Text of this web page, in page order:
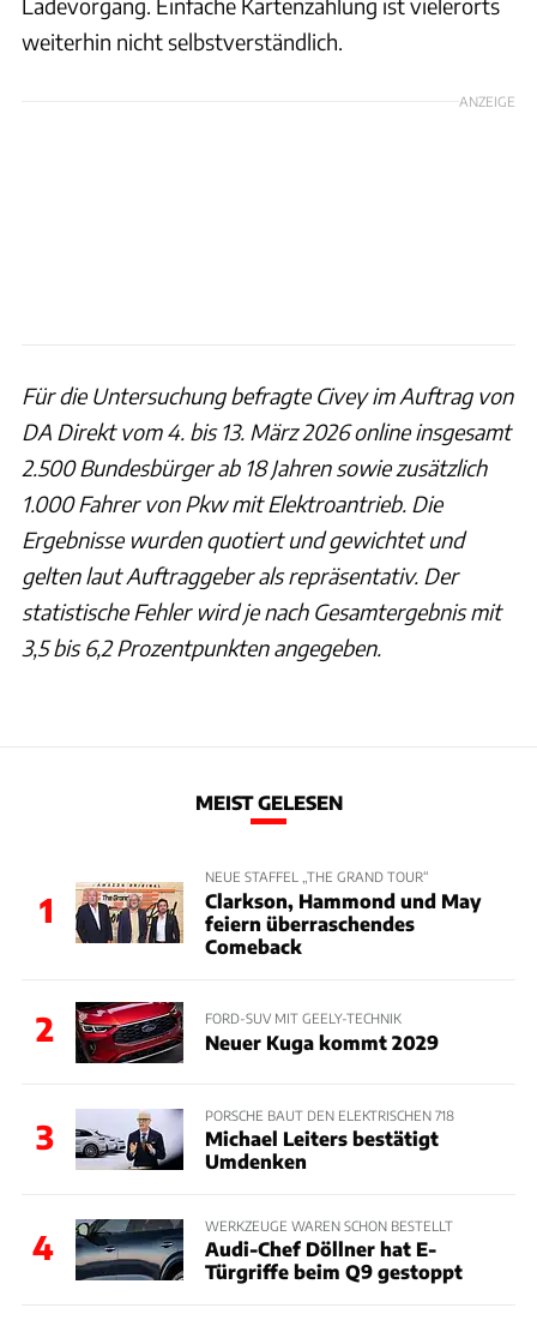
weiterhin nicht selbstverständlich.
ANZEIGE
Für die Untersuchung befragte Civey im Auftrag von
DA Direkt vom 4. bis 13. März 2026 online insgesamt
2.500 Bundesbürger ab 18 Jahren sowie zusätzlich
1.000 Fahrer von Pkw mit Elektroantrieb. Die
Ergebnisse wurden quotiert und gewichtet und
gelten laut Auftraggeber als repräsentativ. Der
statistische Fehler wird je nach Gesamtergebnis mit
3,5 bis 6,2 Prozentpunkten angegeben.
MEIST GELESEN
1
NEUE STAFFEL „THE GRAND TOUR“
Clarkson, Hammond und May
feiern überraschendes
Comeback
2 FORD-SUV MIT GEELY-TECHNIK
Neuer Kuga kommt 2029
3
PORSCHE BAUT DEN ELEKTRISCHEN 718
Michael Leiters bestätigt
Umdenken
4
WERKZEUGE WAREN SCHON BESTELLT
Audi-Chef Döllner hat E-
Türgriffe beim Q9 gestoppt